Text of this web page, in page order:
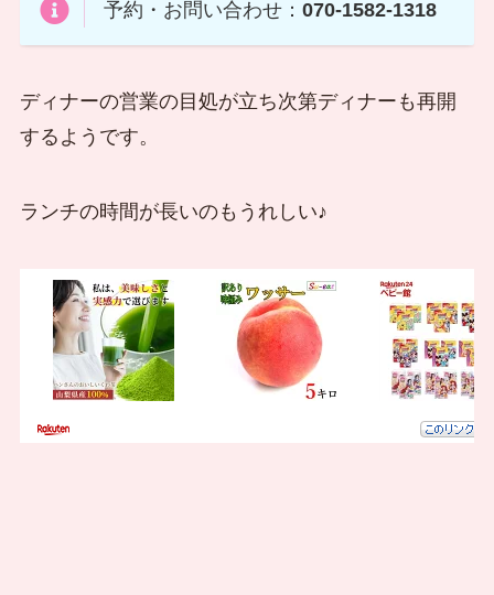
予約・お問い合わせ：070-1582-1318
ディナーの営業の目処が立ち次第ディナーも再開
するようです。
ランチの時間が長いのもうれしい♪